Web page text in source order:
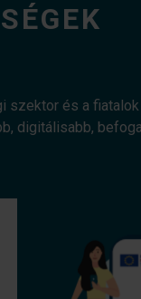
szektor és a
digitálisabb,